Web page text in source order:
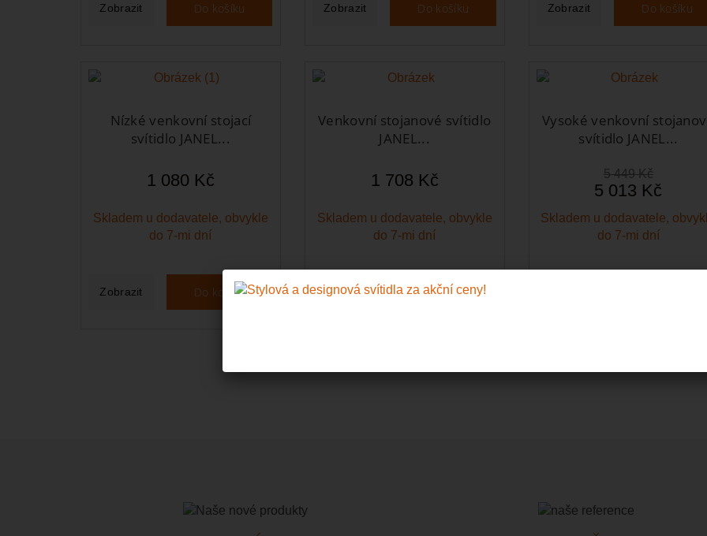
Zobrazit Do košíku Zobrazit Do košíku Zobrazit Do košíku
Nízké venkovní stojací
svítidlo JANEL...
1 080 Kč
Skladem u dodavatele, obvykle
do 7-mi dní
Zobrazit Do košíku
Venkovní stojanové svítidlo
JANEL...
1 708 Kč
Skladem u dodavatele, obvykle
do 7-mi dní
Zobrazit Do košíku
Vysoké venkovní
svítidlo JANEL...
5 449 Kč
5 013 Kč
Skladem u dodavatele,
do 7-mi dní